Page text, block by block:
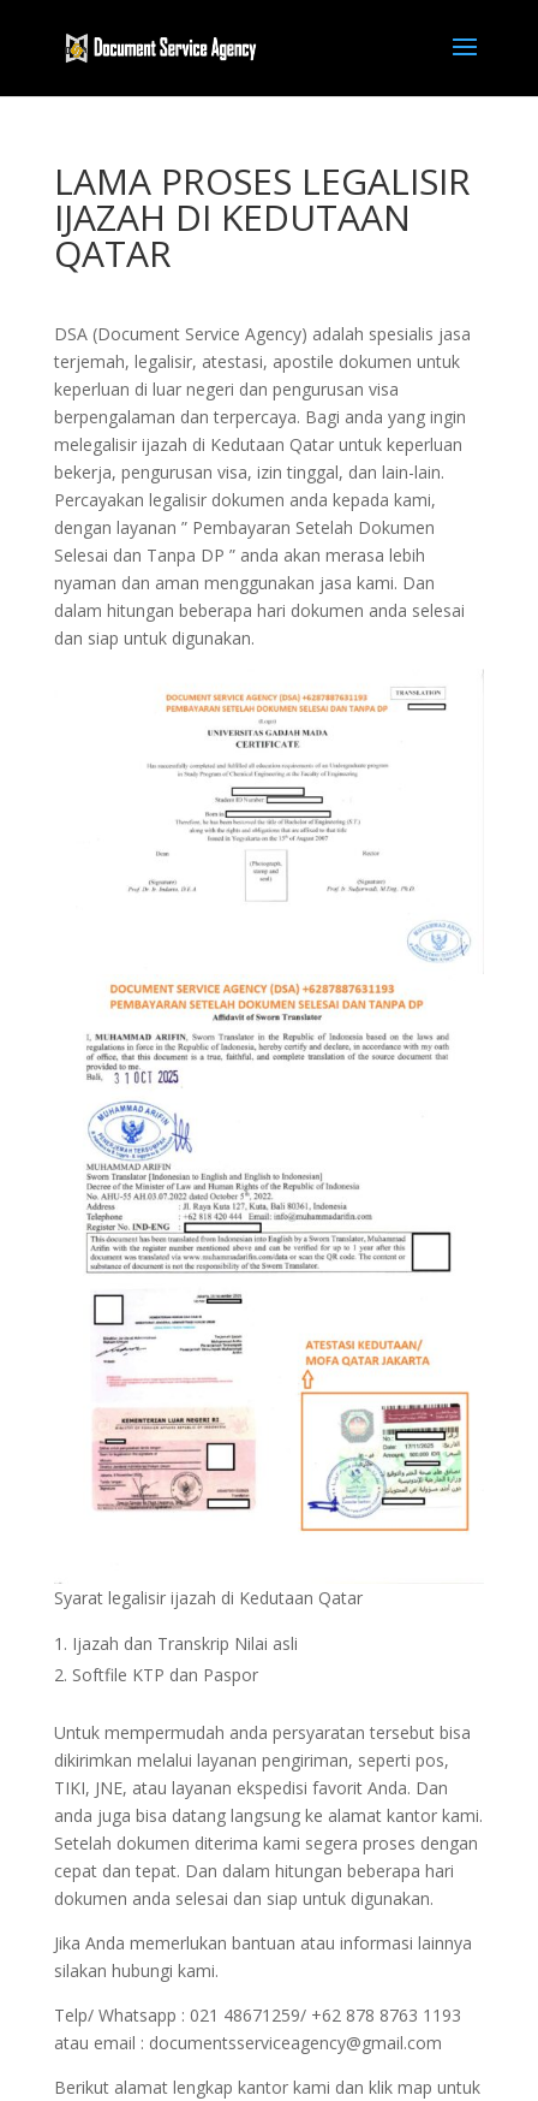
LAMA PROSES LEGALISIR
IJAZAH DI KEDUTAAN
QATAR
DSA (Document Service Agency) adalah spesialis jasa
terjemah, legalisir, atestasi, apostile dokumen untuk
keperluan di luar negeri dan pengurusan visa
berpengalaman dan terpercaya. Bagi anda yang ingin
melegalisir ijazah di Kedutaan Qatar untuk keperluan
bekerja, pengurusan visa, izin tinggal, dan lain-lain.
Percayakan legalisir dokumen anda kepada kami,
dengan layanan ” Pembayaran Setelah Dokumen
Selesai dan Tanpa DP ” anda akan merasa lebih
nyaman dan aman menggunakan jasa kami. Dan
dalam hitungan beberapa hari dokumen anda selesai
dan siap untuk digunakan.
Syarat legalisir ijazah di Kedutaan Qatar
Ijazah dan Transkrip Nilai asli
Softfile KTP dan Paspor
Untuk mempermudah anda persyaratan tersebut bisa
dikirimkan melalui layanan pengiriman, seperti pos,
TIKI, JNE, atau layanan ekspedisi favorit Anda. Dan
anda juga bisa datang langsung ke alamat kantor kami.
Setelah dokumen diterima kami segera proses dengan
cepat dan tepat. Dan dalam hitungan beberapa hari
dokumen anda selesai dan siap untuk digunakan.
Jika Anda memerlukan bantuan atau informasi lainnya
silakan hubungi kami.
Telp/ Whatsapp : 021 48671259/ +62 878 8763 1193
atau email : documentsserviceagency@gmail.com
Berikut alamat lengkap kantor kami dan klik map untuk